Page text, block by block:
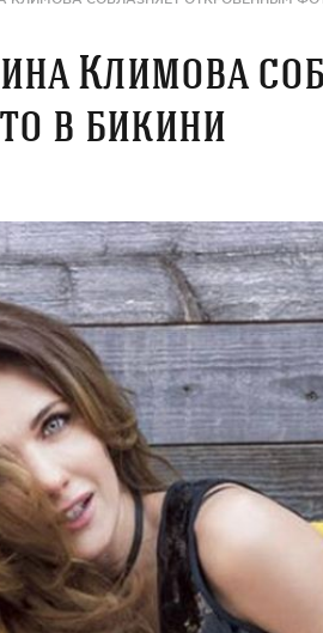
Климова
в бикини